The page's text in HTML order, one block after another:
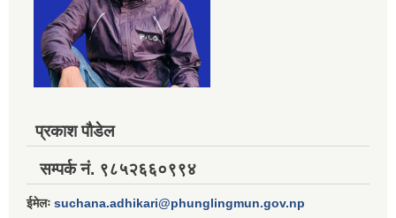
प्रकाश पौडेल
सम्पर्क नं. ९८५२६६०९९४
ईमेलः suchana.adhikari@phunglingmun.gov.np